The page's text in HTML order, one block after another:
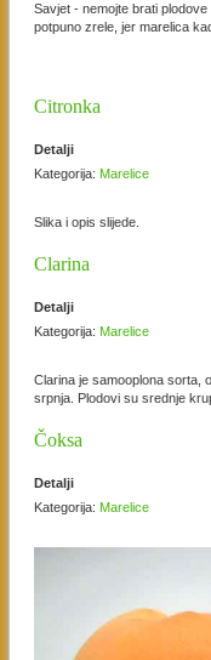
Savjet - nemojte brati
potpuno zrele, jer marelica
Citronka
Detalji
Kategorija: Marelice
Slika i opis slijede.
Clarina
Detalji
Kategorija: Marelice
Clarina je samooplona sorta,
srpnja. Plodovi su srednje
Čoksa
Detalji
Kategorija: Marelice